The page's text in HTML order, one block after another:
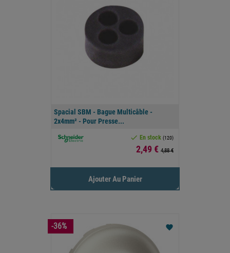
Spacial SBM - Bague Multicâble -
2x4mm² - Pour Presse...
 En stock (120)
Prix
2,49 € 4,88 €
Ajouter Au Panier
favorite
-36%